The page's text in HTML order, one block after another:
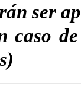
ser
caso